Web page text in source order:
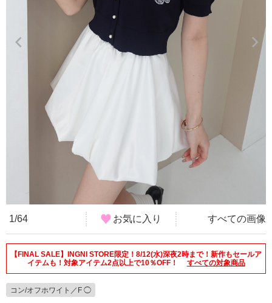
1/64 お気に入り すべての画像
【FINAL SALE】INGNI STORE限定！8/12(水)深夜2時まで！新作もセールア
イテムも！対象アイテム2点以上で10％OFF！
すべての対象商品
コン/オフホワイト／F ◯